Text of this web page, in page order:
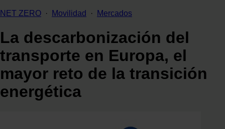
NET ZERO · Movilidad · Mercados
La descarbonización del
transporte en Europa, el
mayor reto de la transición
energética